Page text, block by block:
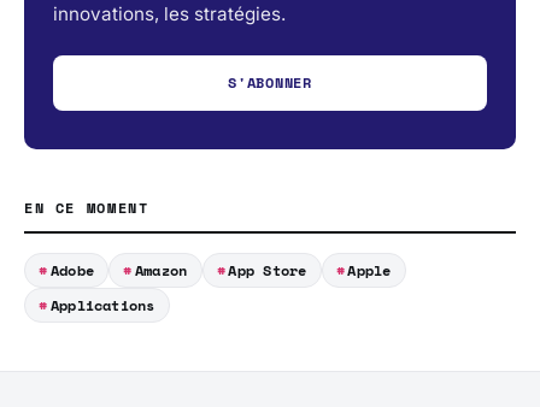
innovations, les stratégies.
S'ABONNER
EN CE MOMENT
Adobe Amazon App Store
Apple
Applications